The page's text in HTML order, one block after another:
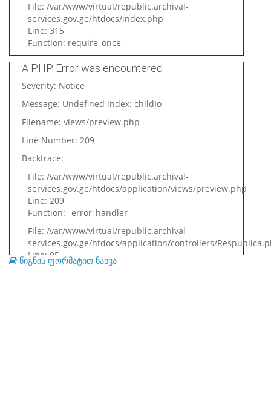
File: /var/www/virtual/republic.archival-
services.gov.ge/htdocs/index.php
Line: 315
Function: require_once
A PHP Error was encountered
Severity: Notice
Message: Undefined index: childIo
Filename: views/preview.php
Line Number: 209
Backtrace:
File: /var/www/virtual/republic.archival-
services.gov.ge/htdocs/application/views/preview.php
Line: 209
Function: _error_handler
File: /var/www/virtual/republic.archival-
services.gov.ge/htdocs/application/controllers/
Line: 95
Function: view
წიგნის ფორმატით ნახვა